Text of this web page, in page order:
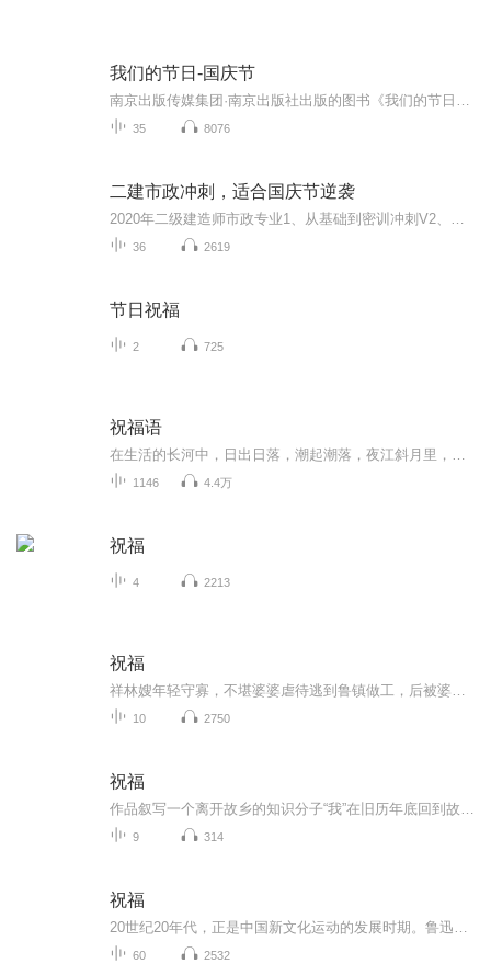
我们的节日-国庆节
35 8076
二建市政冲刺，适合国庆节逆袭
36 2619
节日祝福
2 725
祝福语
1146 4.4万
祝福
4 2213
祝福
10 2750
祝福
9 314
祝福
60 2532